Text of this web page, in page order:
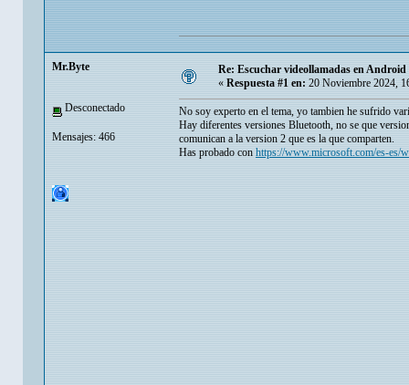
Mr.Byte
Desconectado
Mensajes: 466
Re: Escuchar videollamadas en
« Respuesta #1 en: 20 Noviembre 2024,
No soy experto en el tema, yo tambien he sufrido
Hay diferentes versiones Bluetooth, no se que
comunican a la version 2 que es la que comparten.
Has probado con https://www.microsoft.com/es-es/